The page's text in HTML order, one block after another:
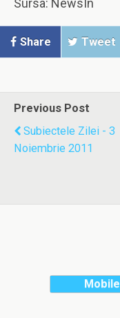
Sursa: NewsIn
Share Tweet
Previous Post
Subiectele Zilei - 3
Noiembrie 2011
Mobile